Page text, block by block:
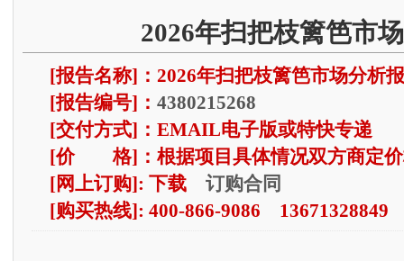
2026年扫把枝篱笆市
[报告名称]：2026年扫把枝篱笆市场分析
[报告编号]： 4380215268
[交付方式]：EMAIL电子版或特快专递
[价 格]：根据项目具体情况双方商定
[网上订购]: 下载 订购合同
[购买热线]: 400-866-9086 13671328849